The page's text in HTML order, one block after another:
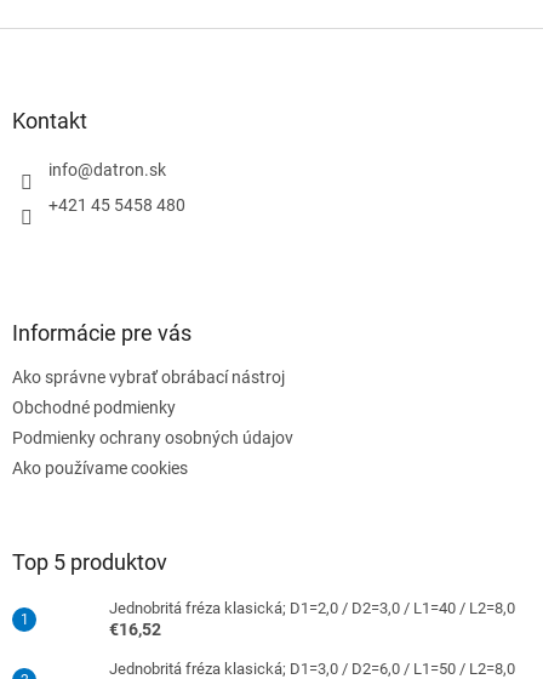
Kontakt
info@datron.sk
+421 45 5458 480
Informácie pre vás
Ako správne vybrať obrábací nástroj
Obchodné podmienky
Podmienky ochrany osobných údajov
Ako používame cookies
Top 5 produktov
Jednobritá fréza klasická; D1=2,0 / D2=3,0 / L1=40 / L2=8,0
€16,52
Jednobritá fréza klasická; D1=3,0 / D2=6,0 / L1=50 / L2=8,0